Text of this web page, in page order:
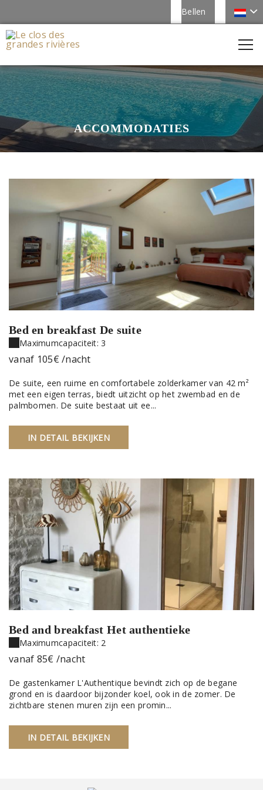
Bellen
ACCOMMODATIES
Bed en breakfast De suite
Maximumcapaciteit: 3
vanaf 105€ /nacht
De suite, een ruime en comfortabele zolderkamer van 42 m²
met een eigen terras, biedt uitzicht op het zwembad en de
palmbomen. De suite bestaat uit ee...
IN DETAIL BEKIJKEN
Bed and breakfast Het authentieke
Maximumcapaciteit: 2
vanaf 85€ /nacht
De gastenkamer L'Authentique bevindt zich op de begane
grond en is daardoor bijzonder koel, ook in de zomer. De
zichtbare stenen muren zijn een promin...
IN DETAIL BEKIJKEN